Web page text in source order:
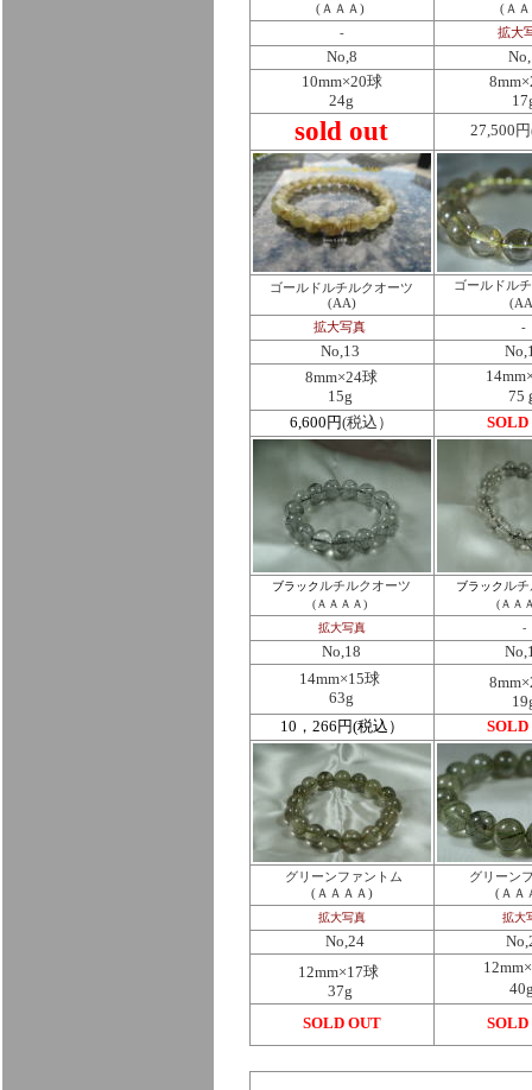
(ＡＡＡ)
(Ａ
-
拡大
No,8
10mm×20球
24g
sold out 27,500
ゴールドルチルクオーツ
(AA)
ゴールドル
拡大写真
-
No,13
8mm×24球
15g
75
6,600円(税込） SOLD
ブラックルチルクオーツ
(ＡＡＡＡ)
ブラックル
(ＡＡ
拡大写真
-
No,18
14mm×15球
63g
10，266円(税込）
SOLD
グリーンファントム
(ＡＡＡＡ)
グリーン
(ＡＡ
拡大写真
拡大
No,24
12mm×17球
37g
SOLD OUT SOLD